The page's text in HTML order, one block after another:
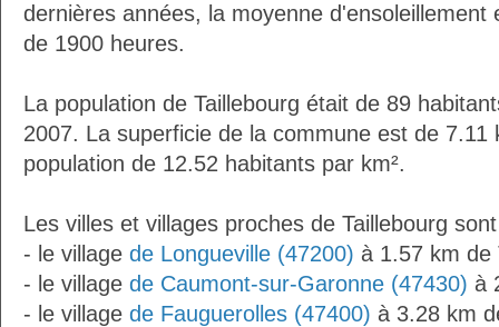
dernières années, la moyenne d'ensoleillement
de 1900 heures.
La population de Taillebourg était de 89
2007. La superficie de la commune est de 7.11
population de 12.52 habitants par km².
Les villes et villages proches de Taillebourg
- le village de Longueville (47200) à 1.57 km de
- le village de Caumont-sur-Garonne (47430) à
- le village de Fauguerolles (47400) à 3.28 km